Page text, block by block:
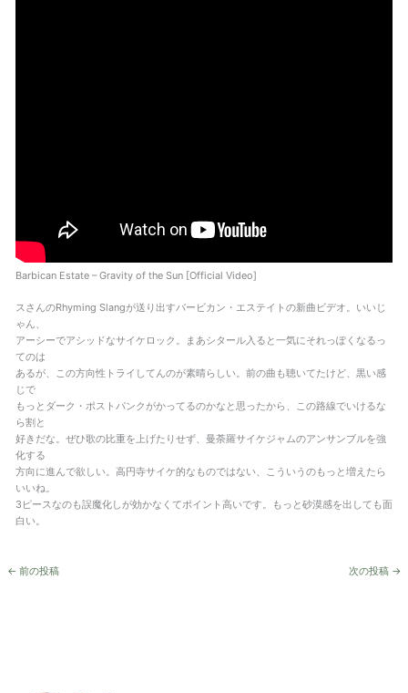
Barbican Estate – Gravity of the Sun [Official Video]
スさんのRhyming Slangが送り出すバービカン・エステイトの新曲ビデオ。いいじ
ゃん、
アーシーでアシッドなサイケロック。まあシタール入ると一気にそれっぽくなるっ
てのは
あるが、この方向性トライしてんのが素晴らしい。前の曲も聴いてたけど、黒い感
じで
もっとダーク・ポストパンクがかってるのかなと思ったから、この路線でいけるな
ら割と
好きだな。ぜひ歌の比重を上げたりせず、曼荼羅サイケジャムのアンサンブルを強
化する
方向に進んで欲しい。高円寺サイケ的なものではない、こういうのもっと増えたら
いいね。
3ピースなのも誤魔化しが効かなくてポイント高いです。もっと砂漠感を出しても面
白い。
← 前の投稿 次の投稿 →